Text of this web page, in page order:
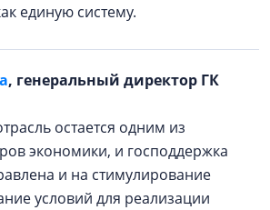
единую систему.
, генеральный директор ГК
остается одним из
экономики, и господдержка
и на стимулирование
условий для реализации